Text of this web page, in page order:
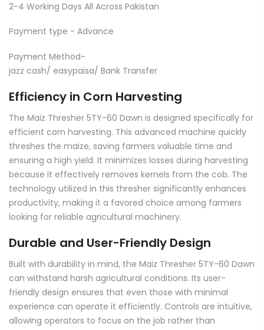
2-4 Working Days All Across Pakistan
Payment type - Advance
Payment Method-
jazz cash/ easypaisa/ Bank Transfer
Efficiency in Corn Harvesting
The Maiz Thresher 5TY-60 Dawn is designed specifically for
efficient corn harvesting. This advanced machine quickly
threshes the maize, saving farmers valuable time and
ensuring a high yield. It minimizes losses during harvesting
because it effectively removes kernels from the cob. The
technology utilized in this thresher significantly enhances
productivity, making it a favored choice among farmers
looking for reliable agricultural machinery.
Durable and User-Friendly Design
Built with durability in mind, the Maiz Thresher 5TY-60 Dawn
can withstand harsh agricultural conditions. Its user-
friendly design ensures that even those with minimal
experience can operate it efficiently. Controls are intuitive,
allowing operators to focus on the job rather than